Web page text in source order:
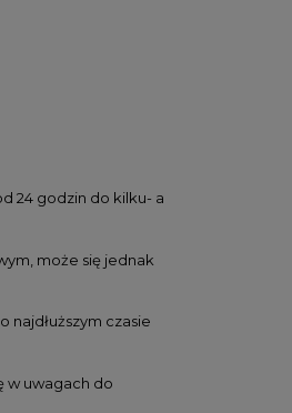
Pan Set
24 godzin do kilku- a
może się jednak
najdłuższym czasie
w uwagach do